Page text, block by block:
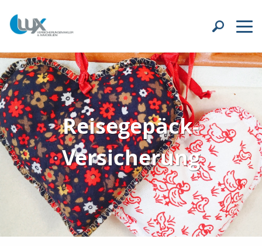
Reisegepäck-
Versicherung